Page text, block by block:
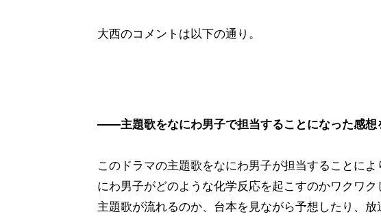
大西のコメントは以下の通り。
――主題歌をなにわ男子で担当することになった感想
このドラマの主題歌をなにわ男子が担当することに
にわ男子がどのような化学反応を起こすのかワクワ
主題歌が流れるのか、台本を見ながら予想したり、